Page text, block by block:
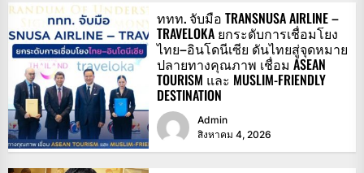
ททท. จับมือ TRANSNUSA AIRLINE –
TRAVELOKA ยกระดับการเชื่อมโยง
ไทย–อินโดนีเซีย ดันไทยสู่จุดหมาย
ปลายทางคุณภาพ เชื่อม ASEAN
TOURISM และ MUSLIM-FRIENDLY
DESTINATION
Admin
สิงหาคม 4, 2026